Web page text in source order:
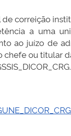
correição
a uma
ao juízo de
chefe ou titular